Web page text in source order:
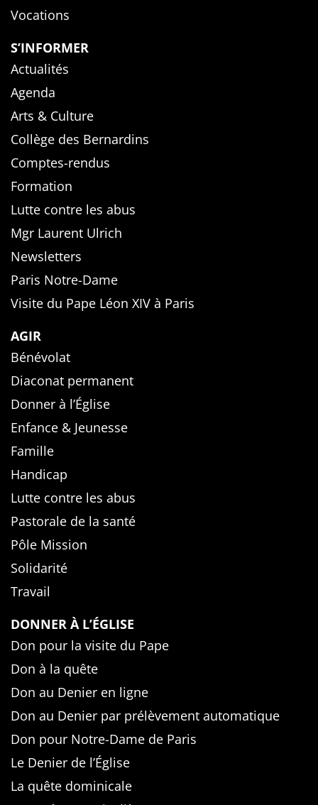
Vocations
S’INFORMER
Actualités
Agenda
Arts & Culture
Collège des Bernardins
Comptes-rendus
Formation
Lutte contre les abus
Mgr Laurent Ulrich
Newsletters
Paris Notre-Dame
Visite du Pape Léon XIV à Paris
AGIR
Bénévolat
Diaconat permanent
Donner à l’Église
Enfance & Jeunesse
Famille
Handicap
Lutte contre les abus
Pastorale de la santé
Pôle Mission
Solidarité
Travail
DONNER À L’ÉGLISE
Don pour la visite du Pape
Don à la quête
Don au Denier en ligne
Don au Denier par prélèvement automatique
Don pour Notre-Dame de Paris
Le Denier de l’Église
La quête dominicale